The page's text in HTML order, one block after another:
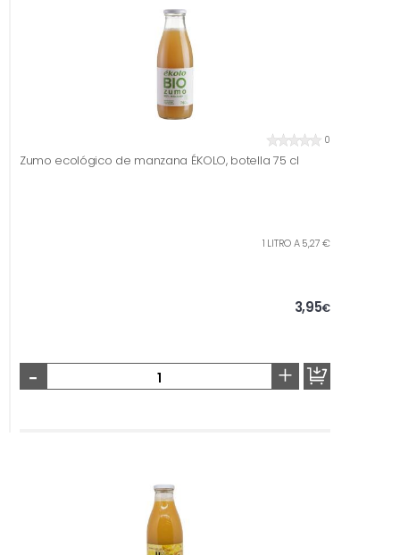
0
Zumo ecológico de manzana ÉKOLO, botella 75 cl
1 LITRO A 5,27 €
3,95€
- +